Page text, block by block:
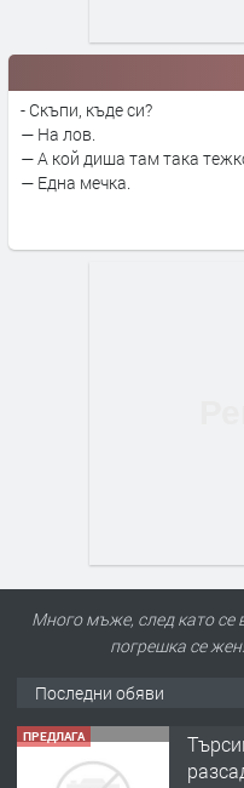
- Скъпи, къде си?
— На лов.
— А кой диша там така
— Една мечка.
Много мъже, след като се
погрешка се
Последни обяви
ПРЕДЛАГА